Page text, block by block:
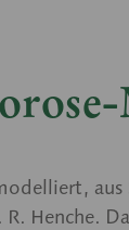
aus
Henche.